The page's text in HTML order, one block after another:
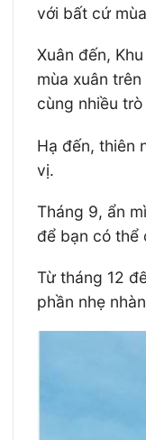
với bất cứ
Xuân đến,
mùa xuân
cùng nhiều
Hạ đến, thiên
vị.
Tháng 9, ẩn
để bạn có thể
Từ tháng 12
phần nhẹ